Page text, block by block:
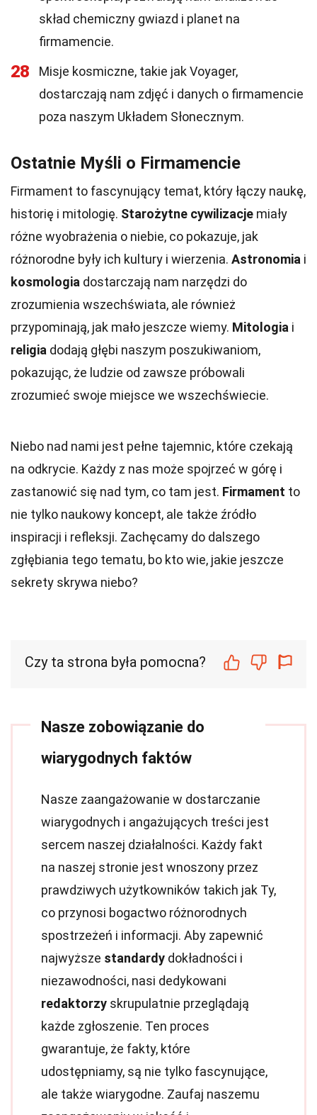
skład chemiczny gwiazd i planet na
firmamencie.
28
Misje kosmiczne, takie jak Voyager,
dostarczają nam zdjęć i danych o firmamencie
poza naszym Układem Słonecznym.
Ostatnie Myśli o Firmamencie
Firmament to fascynujący temat, który łączy naukę,
historię i mitologię. Starożytne cywilizacje miały
różne wyobrażenia o niebie, co pokazuje, jak
różnorodne były ich kultury i wierzenia. Astronomia i
kosmologia dostarczają nam narzędzi do
zrozumienia wszechświata, ale również
przypominają, jak mało jeszcze wiemy. Mitologia i
religia dodają głębi naszym poszukiwaniom,
pokazując, że ludzie od zawsze próbowali
zrozumieć swoje miejsce we wszechświecie.
Niebo nad nami jest pełne tajemnic, które czekają
na odkrycie. Każdy z nas może spojrzeć w górę i
zastanowić się nad tym, co tam jest. Firmament to
nie tylko naukowy koncept, ale także źródło
inspiracji i refleksji. Zachęcamy do dalszego
zgłębiania tego tematu, bo kto wie, jakie jeszcze
sekrety skrywa niebo?
Czy ta strona była pomocna?
Nasze zobowiązanie do
wiarygodnych faktów
Nasze zaangażowanie w dostarczanie
wiarygodnych i angażujących treści jest
sercem naszej działalności. Każdy fakt
na naszej stronie jest wnoszony przez
prawdziwych użytkowników takich jak Ty,
co przynosi bogactwo różnorodnych
spostrzeżeń i informacji. Aby zapewnić
najwyższe standardy dokładności i
niezawodności, nasi dedykowani
redaktorzy skrupulatnie przeglądają
każde zgłoszenie. Ten proces
gwarantuje, że fakty, które
udostępniamy, są nie tylko fascynujące,
ale także wiarygodne. Zaufaj naszemu